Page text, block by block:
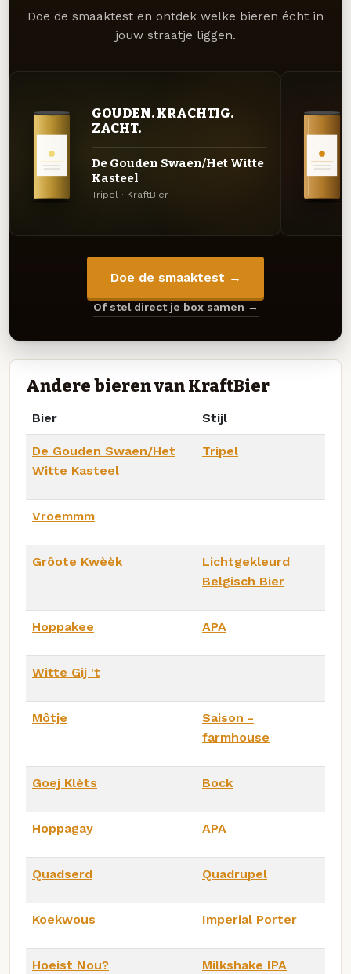
Doe de smaaktest en ontdek welke bieren écht in
jouw straatje liggen.
GOUDEN. KRACHTIG.
ZACHT.
De Gouden Swaen/Het Witte
Kasteel
Tripel · KraftBier
Doe de smaaktest →
Of stel direct je box samen →
Andere bieren van KraftBier
Bier Stijl
De Gouden Swaen/Het
Witte Kasteel
Tripel
Vroemmm
Grôote Kwèèk
Lichtgekleurd
Belgisch Bier
Hoppakee APA
Witte Gij 't
Môtje
Saison -
farmhouse
Goej Klèts Bock
Hoppagay APA
Quadserd Quadrupel
Koekwous Imperial Porter
Hoeist Nou? Milkshake IPA